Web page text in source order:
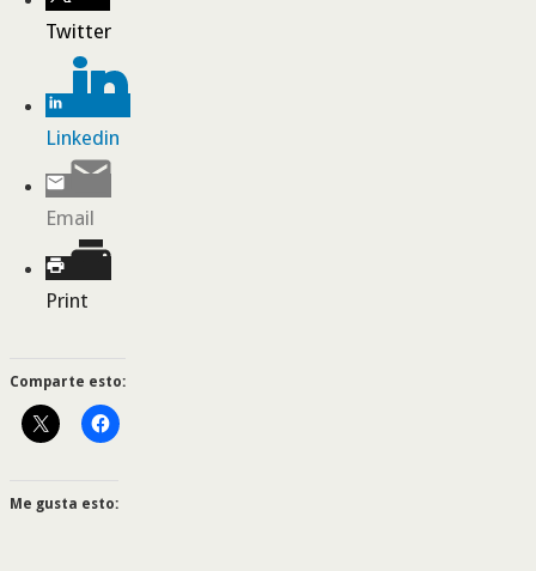
Twitter
Linkedin
Email
Print
Comparte esto:
Me gusta esto: